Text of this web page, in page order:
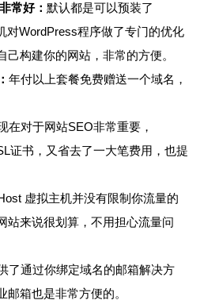
常好： 默认都是可以预装了
对WordPress程序做了专门的优化
构建你的网站，非常的方便。
年付以上套餐免费赠送一个域名，
在对于网站SEO非常重要，
证书，又省去了一大笔费用，也提
虚拟主机并没有限制你流量的
站来说很划算，不用担心流量问
了通过你绑定域名的邮箱解决方
箱也是非常方便的。